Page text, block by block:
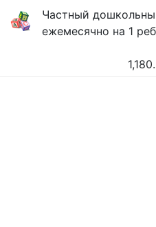
Частный
ежемесячно на 1